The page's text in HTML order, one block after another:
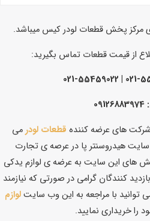
مرکز پخش قطعات لودر کیس میباشد.
از قیمت قطعات تماس بگیرید:
شرکت های عرضه کننده قطعات لودرمی
سایت هیدروسنتر پا در عرصه ی تجارت
های این سایت به عرضه ی لوازم یدکی
کنندگان گرامی در صورتی که نیازمند
با مراجعه به این وب سایتلوازم
را خریداری نمایید.